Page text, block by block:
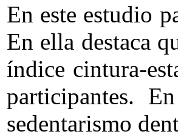
En este estudio
En ella destaca
índice cintura-
participantes.
sedentarismo